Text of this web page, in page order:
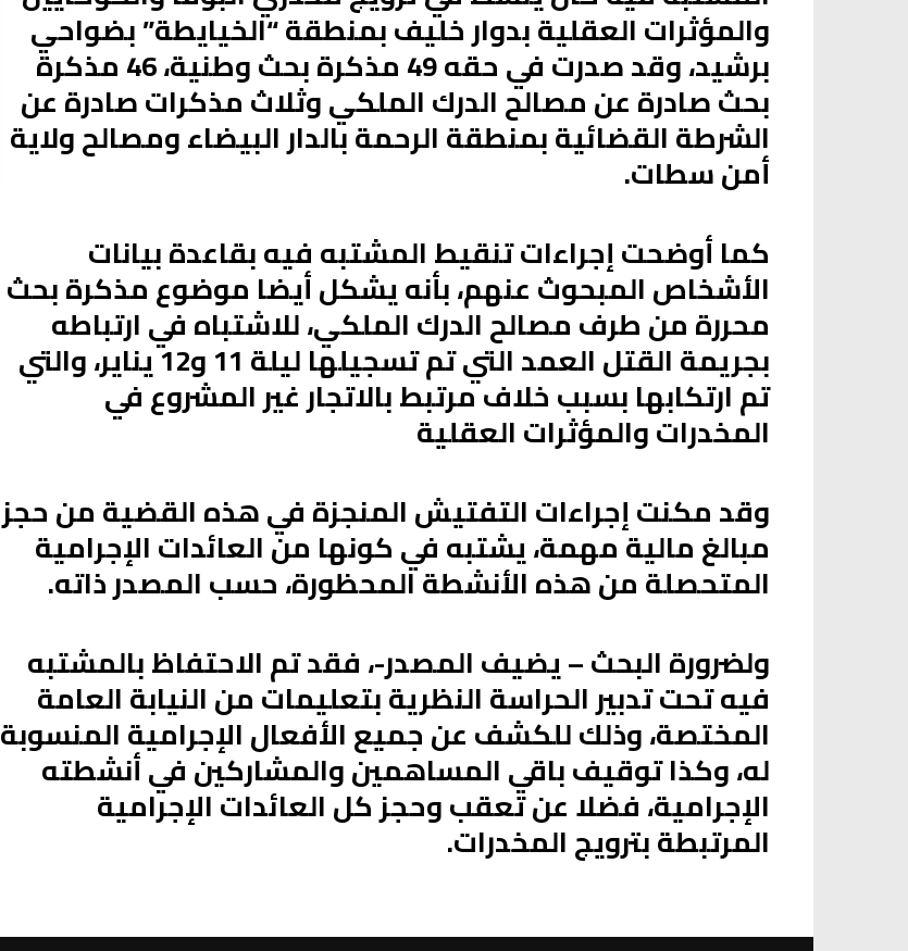
والمؤثرات العقلية بدوار خليف بمنطقة “الخيايطة” بضواحي
برشيد، وقد صدرت في حقه 49 مذكرة بحث وطنية، 46 مذكرة
بحث صادرة عن مصالح الدرك الملكي وثلاث مذكرات صادرة عن
الشرطة القضائية بمنطقة الرحمة بالدار البيضاء ومصالح ولاية
أمن سطات.
كما أوضحت إجراءات تنقيط المشتبه فيه بقاعدة بيانات
الأشخاص المبحوث عنهم، بأنه يشكل أيضا موضوع مذكرة بحث
محررة من طرف مصالح الدرك الملكي، للاشتباه في ارتباطه
بجريمة القتل العمد التي تم تسجيلها ليلة 11 و12 يناير، والتي
تم ارتكابها بسبب خلاف مرتبط بالاتجار غير المشروع في
المخدرات والمؤثرات العقلية
وقد مكنت إجراءات التفتيش المنجزة في هذه القضية من حجز
مبالغ مالية مهمة، يشتبه في كونها من العائدات الإجرامية
المتحصلة من هذه الأنشطة المحظورة، حسب المصدر ذاته.
ولضرورة البحث – يضيف المصدر-، فقد تم الاحتفاظ بالمشتبه
فيه تحت تدبير الحراسة النظرية بتعليمات من النيابة العامة
المختصة، وذلك للكشف عن جميع الأفعال الإجرامية المنسوبة
له، وكذا توقيف باقي المساهمين والمشاركين في أنشطته
الإجرامية، فضلا عن تعقب وحجز كل العائدات الإجرامية
المرتبطة بترويج المخدرات.